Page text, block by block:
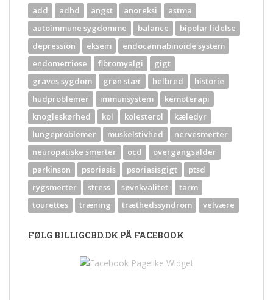
add adhd angst anoreksi
astma
autoimmune sygdomme
balance
bipolar lidelse
depression
eksem
endocannabinoide system
endometriose
fibromyalgi
gigt
graves sygdom
grøn stær helbred
historie
hudproblemer
immunsystem
kemoterapi
knogleskørhed
kol kolesterol
kæledyr
lungeproblemer
muskelstivhed
nervesmerter
neuropatiske smerter
ocd
overgangsalder
parkinson
psoriasis psoriasisgigt
ptsd
rygsmerter
stress søvnkvalitet
tarm
tourettes
træning træthedssyndrom velvære
FØLG BILLIGCBD.DK PÅ FACEBOOK